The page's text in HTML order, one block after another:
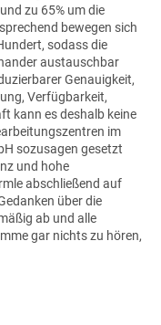
zu 65% um die
bewegen sich
sodass die
austauschbar
Genauigkeit,
Verfügbarkeit,
kann es deshalb keine
im
sozusagen gesetzt
und hohe
abschließend auf
über die
ab und alle
gar nichts zu hören,